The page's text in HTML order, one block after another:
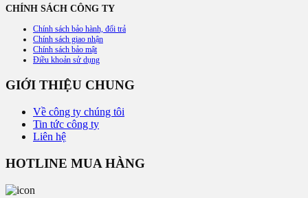
CHÍNH SÁCH CÔNG TY
Chính sách bảo hành, đổi trả
Chính sách giao nhận
Chính sách bảo mật
Điều khoản sử dụng
GIỚI THIỆU CHUNG
Về công ty chúng tôi
Tin tức công ty
Liên hệ
HOTLINE MUA HÀNG